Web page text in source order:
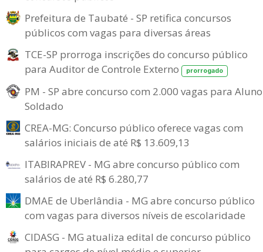
Prefeitura de Taubaté - SP retifica concursos
públicos com vagas para diversas áreas
TCE-SP prorroga inscrições do concurso público
para Auditor de Controle Externo
prorrogado
PM - SP abre concurso com 2.000 vagas para
Soldado
CREA-MG: Concurso público oferece vagas com
salários iniciais de até R$ 13.609,13
ITABIRAPREV - MG abre concurso público com
salários de até R$ 6.280,77
DMAE de Uberlândia - MG abre concurso público
com vagas para diversos níveis de escolaridade
CIDASG - MG atualiza edital de concurso público